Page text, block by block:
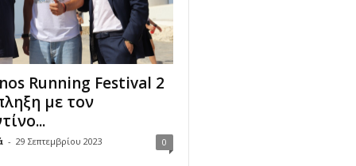
Running Festival 2
με τον
- 29 Σεπτεμβρίου 2023 0